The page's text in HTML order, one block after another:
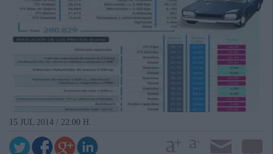
15 JUL 2014 / 22:00 H.